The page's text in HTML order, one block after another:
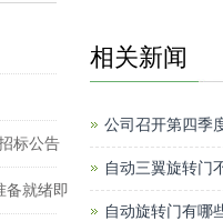
相关新闻
公司召开第四季
自动三翼旋转门
自动旋转门有哪
标公告
备就绪即